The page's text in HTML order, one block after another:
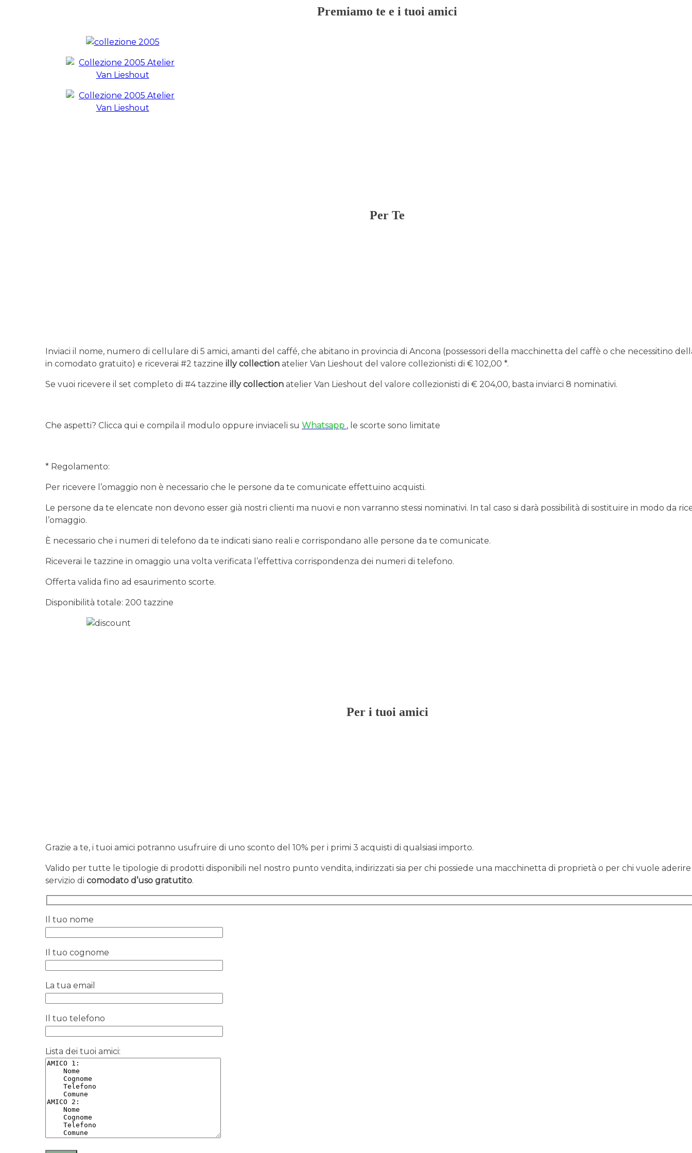
Premiamo te e i tuoi amici
Per Te
Inviaci il nome, numero di cellulare di 5 amici, amanti del caffé, che abitano in provincia di Ancona (possessori della macchinetta del caffè o che necessitino
in comodato gratuito) e riceverai #2 tazzine illy collection atelier Van Lieshout del valore collezionisti di € 102,00 *.
Se vuoi ricevere il set completo di #4 tazzine illy collection atelier Van Lieshout del valore collezionisti di € 204,00, basta inviarci 8 nominativi.
Che aspetti? Clicca qui e compila il modulo oppure inviaceli su Whatsapp , le scorte sono limitate
* Regolamento:
Per ricevere l’omaggio non è necessario che le persone da te comunicate effettuino acquisti.
Le persone da te elencate non devono esser già nostri clienti ma nuovi e non varranno stessi nominativi. In tal caso si darà possibilità di sostituire in modo da
l’omaggio.
È necessario che i numeri di telefono da te indicati siano reali e corrispondano alle persone da te comunicate.
Riceverai le tazzine in omaggio una volta verificata l’effettiva corrispondenza dei numeri di telefono.
Offerta valida fino ad esaurimento scorte.
Disponibilità totale: 200 tazzine
Per i tuoi amici
Grazie a te, i tuoi amici potranno usufruire di uno sconto del 10% per i primi 3 acquisti di qualsiasi importo.
Valido per tutte le tipologie di prodotti disponibili nel nostro punto vendita, indirizzati sia per chi possiede una macchinetta di proprietà o per chi vuole
servizio di comodato d’uso gratutito.
Il tuo nome
Il tuo cognome
La tua email
Il tuo telefono
Lista dei tuoi amici: